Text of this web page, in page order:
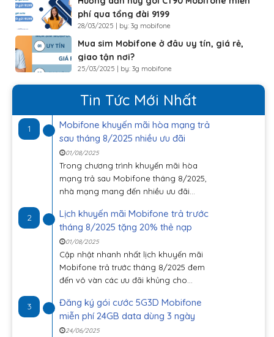
phí qua tổng đài 9199
28/03/2025 | by: 3g mobifone
Mua sim Mobifone ở đâu uy tín, giá rẻ,
giao tận nơi?
25/03/2025 | by: 3g mobifone
Tin Tức Mới Nhất
1
Mobifone khuyến mãi hòa mạng trả
sau tháng 8/2025 nhiều ưu đãi
01/08/2025
Trong chương trình khuyến mãi hòa
mạng trả sau Mobifone tháng 8/2025,
nhà mạng mang đến nhiều ưu đãi...
2
Lịch khuyến mãi Mobifone trả trước
tháng 8/2025 tặng 20% thẻ nạp
01/08/2025
Cập nhật nhanh nhất lịch khuyến mãi
Mobifone trả trước tháng 8/2025 đem
đến vô vàn các ưu đãi khủng cho...
3
Đăng ký gói cước 5G3D Mobifone
miễn phí 24GB data dùng 3 ngày
24/06/2025